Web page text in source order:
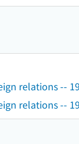
relations --
relations --